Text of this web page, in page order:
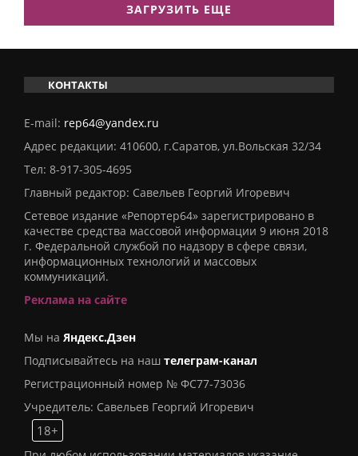
ЗАГРУЗИТЬ ЕЩЕ
КОНТАКТЫ
E-mail: rep64@yandex.ru
Адрес редакции: 410600, г.Саратов, ул.Вольская 32/34
Тел: 8-917-305-4695
Главный редактор: Савельев Георгий Игоревич
Сетевое издание «Репортер64» зарегистрировано в
качестве средства массовой информации 9 июня 2018
г. Федеральной службой по надзору в сфере связи,
информационных технологий и массовых
коммуникаций.
Реклама на сайте
Мы на Яндекс.Дзен
Подписывайтесь на наш телеграм-канал
Регистрационный номер № ФС77-73036
Учредитель: Савельев Георгий Игоревич
18+